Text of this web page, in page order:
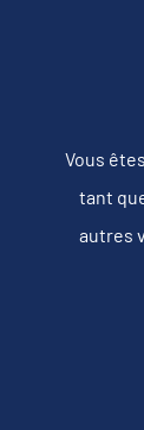
Vous
tant
autres